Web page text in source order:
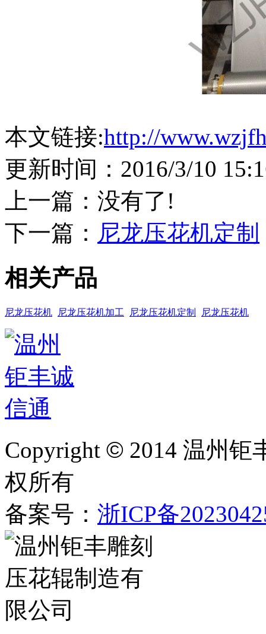
本文链接:http://
更新时间：2016/3/10
上一篇：没有了!
下一篇： 尼龙压花机定制
相关产品
尼龙压花机 尼龙压花机加工 尼龙压花机定制 尼龙压花机
Copyright © 2014 温州钜
权所有
备案号： 浙ICP备